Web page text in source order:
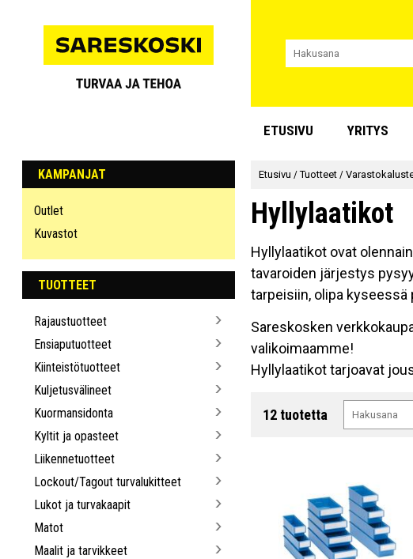
ETUSIVU YRITYS
KAMPANJAT
Outlet
Kuvastot
TUOTTEET
Rajaustuotteet
Ensiaputuotteet
Kiinteistötuotteet
Kuljetusvälineet
Kuormansidonta
Kyltit ja opasteet
Liikennetuotteet
Lockout/Tagout turvalukitteet
Lukot ja turvakaapit
Matot
Maalit ja tarvikkeet
Etusivu /Tuotteet /
Hyllylaatikot
Hyllylaatikot ovat
tavaroiden järjestys
tarpeisiin, olipa
Sareskosken
valikoimaamme!
Hyllylaatikot tarjoavat
12 tuotetta